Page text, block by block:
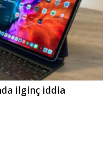
ilginç iddia